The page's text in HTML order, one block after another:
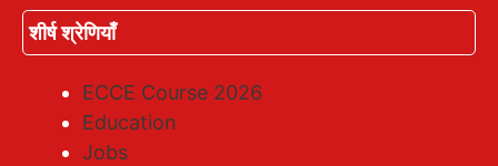
शीर्ष श्रेणियाँ
ECCE Course 2026
Education
Jobs